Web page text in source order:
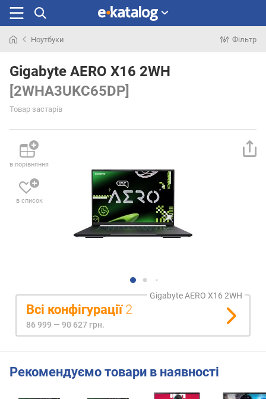
раніше
Ноутбуки Фільтр
Gigabyte AERO X16 2WH
[2WHA3UKC65DP]
Товар застарів
в порівняння
в список
Gigabyte AERO X16 2WH
Всі конфігурації 2
86 999 — 90 627 грн.
Рекомендуємо товари в наявності